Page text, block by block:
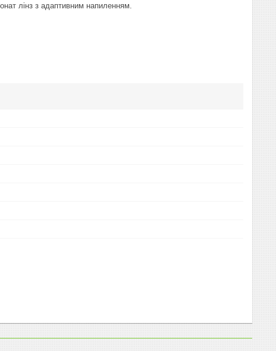
лінз з адаптивним напиленням.